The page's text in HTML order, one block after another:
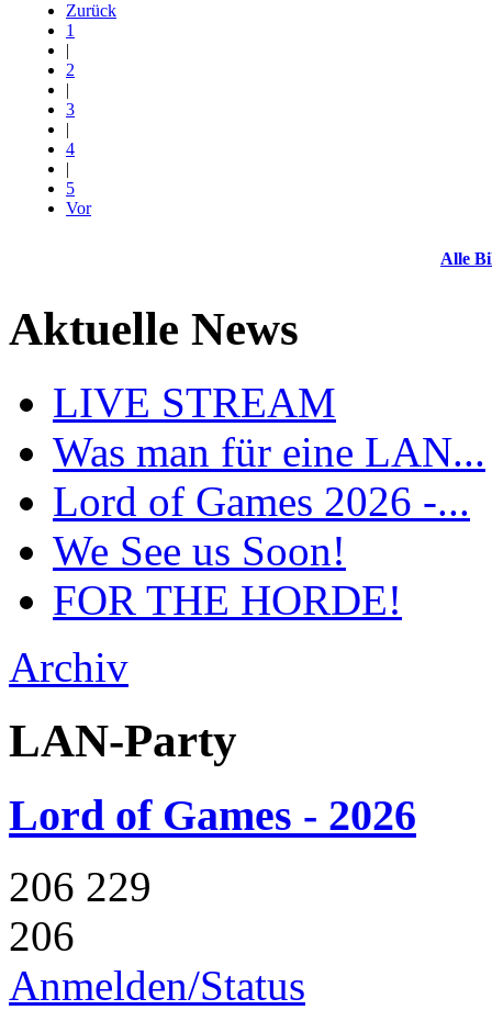
Zurück
1
|
2
|
3
|
4
|
5
Vor
Alle
Aktuelle News
LIVE STREAM
Was man für eine LAN...
Lord of Games 2026 -...
We See us Soon!
FOR THE HORDE!
Archiv
LAN-Party
Lord of Games - 2026
206 229
206
Anmelden/Status